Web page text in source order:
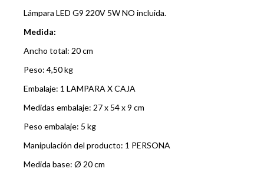
Lámpara LED G9 220V 5W NO incluida.
Medida:
Ancho total: 20 cm
Peso: 4,50 kg
Embalaje: 1 LAMPARA X CAJA
Medidas embalaje: 27 x 54 x 9 cm
Peso embalaje: 5 kg
Manipulación del producto: 1 PERSONA
Medida base: Ø 20 cm